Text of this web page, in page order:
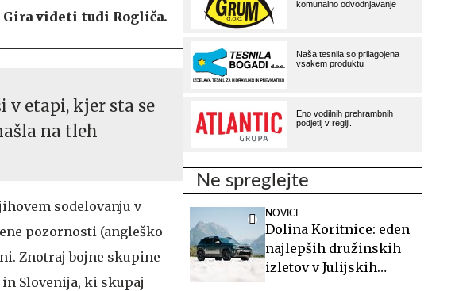
Gira videti tudi Rogliča.
v etapi, kjer sta se
na tleh
sodelovanju v
pozornosti (angleško
Znotraj bojne skupine
in Slovenija, ki skupaj
Ne spreglejte
NOVICE
Dolina Koritnice: eden
najlepših družinskih
izletov v Julijskih